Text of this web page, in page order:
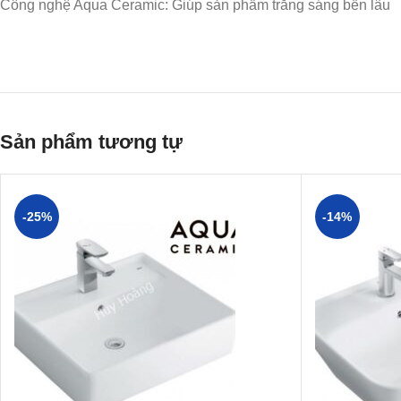
Công nghệ Aqua Ceramic: Giúp sản phẩm trắng sáng bền lâu
Sản phẩm tương tự
-25% -14%